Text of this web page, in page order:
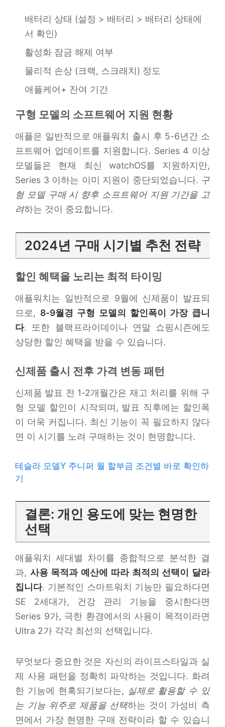
배터리 상태 (설정 > 배터리 > 배터리 상태에
서 확인)
활성화 잠금 해제 여부
물리적 손상 (크랙, 스크래치) 정도
애플케어+ 잔여 기간
구형 모델의 소프트웨어 지원 현황
애플은 일반적으로 애플워치 출시 후 5-6년간 소
프트웨어 업데이트를 지원합니다. Series 4 이상
모델들은 현재 최신 watchOS를 지원하지만,
Series 3 이하는 이미 지원이 중단되었습니다. 구
형 모델 구매 시 향후 소프트웨어 지원 기간을 고
려하는 것이 중요합니다.
2024년 구매 시기별 추천 전략
할인 혜택을 노리는 최적 타이밍
애플워치는 일반적으로 9월에 신제품이 발표되
므로, 8-9월경 구형 모델의 할인폭이 가장 큽니
다. 또한 블랙프라이데이나 연말 쇼핑시즌에도
상당한 할인 혜택을 받을 수 있습니다.
신제품 출시 전후 가격 변동 패턴
신제품 발표 전 1-2개월간은 재고 처리를 위해 구
형 모델 할인이 시작되며, 발표 직후에는 할인폭
이 더욱 커집니다. 최신 기능이 꼭 필요하지 않다
면 이 시기를 노려 구매하는 것이 현명합니다.
테슬라 모델Y 주니퍼 월 할부금 조건별 바로 확인하
기
결론: 개인 용도에 맞는 현명한
선택
애플워치 세대별 차이를 종합적으로 분석한 결
과, 사용 목적과 예산에 따라 최적의 선택이 달라
집니다. 기본적인 스마트워치 기능만 필요하다면
SE 2세대가, 건강 관리 기능을 중시한다면
Series 9가, 극한 환경에서의 사용이 목적이라면
Ultra 2가 각각 최선의 선택입니다.
무엇보다 중요한 것은 자신의 라이프스타일과 실
제 사용 패턴을 정확히 파악하는 것입니다. 화려
한 기능에 현혹되기보다는, 실제로 활용할 수 있
는 기능 위주로 제품을 선택하는 것이 가성비 측
면에서 가장 현명한 구매 전략이라 할 수 있습니